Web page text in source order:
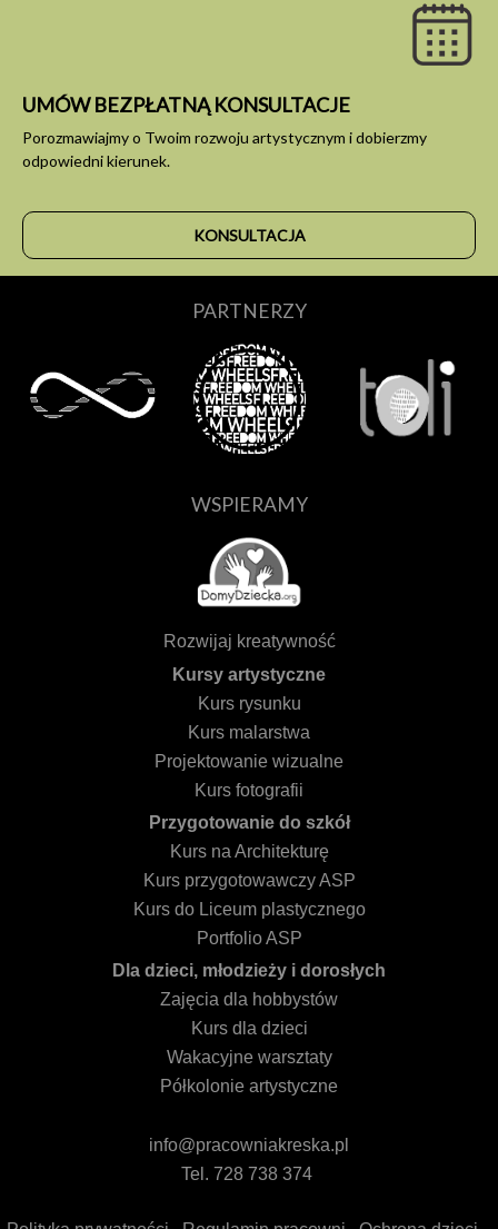
UMÓW BEZPŁATNĄ KONSULTACJE
Porozmawiajmy o Twoim rozwoju artystycznym i dobierzmy
odpowiedni kierunek.
KONSULTACJA
PARTNERZY
WSPIERAMY
Rozwijaj kreatywność
Kursy artystyczne
Kurs rysunku
Kurs malarstwa
Projektowanie wizualne
Kurs fotografii
Przygotowanie do szkół
Kurs na Architekturę
Kurs przygotowawczy ASP
Kurs do Liceum plastycznego
Portfolio ASP
Dla dzieci, młodzieży i dorosłych
Zajęcia dla hobbystów
Kurs dla dzieci
Wakacyjne warsztaty
Półkolonie artystyczne
info@pracowniakreska.pl
Tel. 728 738 374